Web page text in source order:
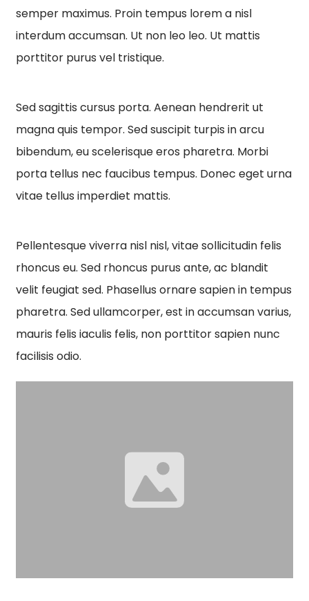
semper maximus. Proin tempus lorem a nisl
interdum accumsan. Ut non leo leo. Ut mattis
porttitor purus vel tristique.
Sed sagittis cursus porta. Aenean hendrerit ut
magna quis tempor. Sed suscipit turpis in arcu
bibendum, eu scelerisque eros pharetra. Morbi
porta tellus nec faucibus tempus. Donec eget urna
vitae tellus imperdiet mattis.
Pellentesque viverra nisl nisl, vitae sollicitudin felis
rhoncus eu. Sed rhoncus purus ante, ac blandit
velit feugiat sed. Phasellus ornare sapien in tempus
pharetra. Sed ullamcorper, est in accumsan varius,
mauris felis iaculis felis, non porttitor sapien nunc
facilisis odio.